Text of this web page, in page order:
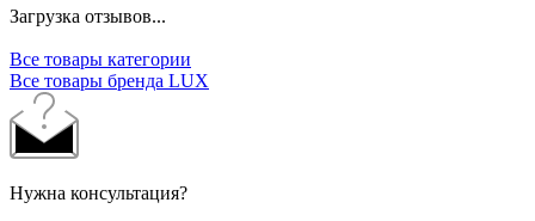
Загрузка отзывов...
Все товары категории
Все товары бренда LUX
Нужна консультация?